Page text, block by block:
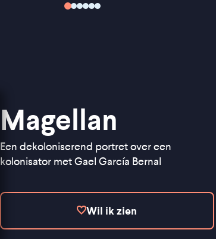
Magellan
Een dekoloniserend portret over een
kolonisator met Gael García Bernal
Wil ik zien